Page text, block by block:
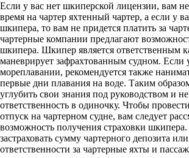
Если у вас нет шкиперской лицензии, вам не
время на чартер яхтенный чартер, а если у
шкипера, то вам не придется платить за
чартерные компании предлагают
шкипера. Шкипер является ответственным
маневрирует зафрахтованным судном. Если
мореплавании, рекомендуется также
первые дни плавания на воде. Таким
углубить свои знания под руководством и не
ответственность в одиночку. Чтобы
отпуск на чартерном судне, вам следует
возможность получения страховки
застраховать сумму чартерного депозита
ответственности за чартерные яхты и